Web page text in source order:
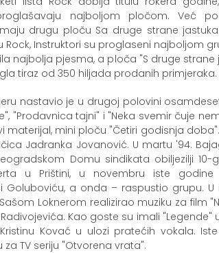
najboljom pločom. Već
drugu ploču Sa druge strane
Rock, Instruktori su proglaseni najboljom
najbolja pjesma, a ploča "S druge
tiraz od 350 hiljada prodanih primjeraka.
nastavio je u drugoj polovini
"Prodavnica tajni" i "Neka svemir čuje
materijal, mini ploču "Četiri godisnja
Jadranka Jovanović. U martu '94.
Domu sindikata obiljezilji 10-
u Prištini, u novembru iste
Goluboviću, a onda – raspustio grupu. U
Loknerom realizirao muziku za film
Kao goste su imali "Legende"
Kovać u ulozi pratećih vokala.
za TV seriju "Otvorena vrata".